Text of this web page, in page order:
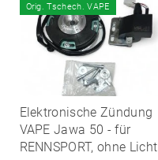
Orig. Tschech. VAPE
Elektronische Zündung
VAPE Jawa 50 - für
RENNSPORT, ohne Licht